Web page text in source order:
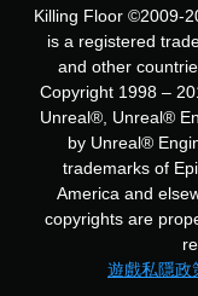
Killing Floor ©2009-
is a registered
and other
Copyright 1998 –
Unreal®, Unreal®
by Unreal®
trademarks of
America and
copyrights are
遊戲私隱政